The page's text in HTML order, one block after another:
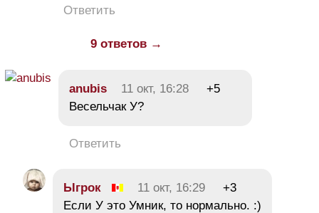
Ответить
9 ответов →
anubis 11 окт, 16:28
+5
Весельчак У?
Ответить
Ыгрок 11 окт, 16:29
+3
Если У это Умник, то нормально. :)